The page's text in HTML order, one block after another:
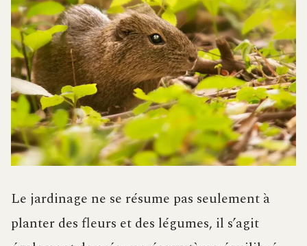
Le jardinage ne se résume pas seulement à
planter des fleurs et des légumes, il s’agit